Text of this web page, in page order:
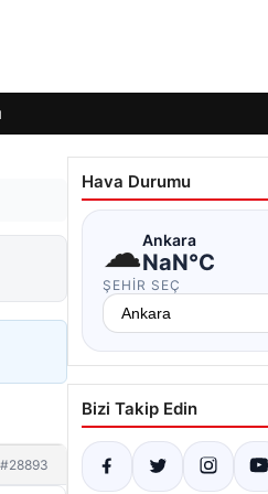
#28893
Hava Durumu
☁Ankara
NaN°C
ŞEHIR SEÇ
Bizi Takip Edin